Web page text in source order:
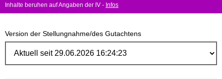
Inhalte beruhen auf Angaben der IV - Infos
Version der Stellungnahme/des Gutachtens